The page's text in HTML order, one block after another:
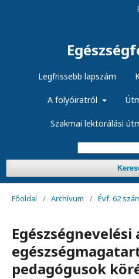
Legfrissebb lapszám
A folyóiratról
Szakmai lektorálási
Főoldal / Archívum / Évf. 62
pedagógusok